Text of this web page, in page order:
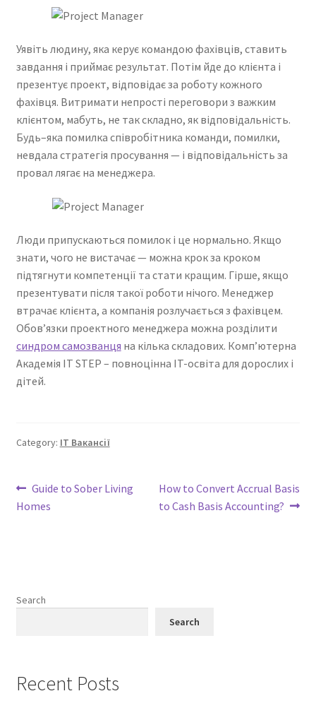
Уявіть людину, яка керує командою фахівців, ставить
завдання і приймає результат. Потім йде до клієнта і
презентує проект, відповідає за роботу кожного
фахівця. Витримати непрості переговори з важким
клієнтом, мабуть, не так складно, як відповідальність.
Будь–яка помилка співробітника команди, помилки,
невдала стратегія просування — і відповідальність за
провал лягає на менеджера.
Люди припускаються помилок і це нормально. Якщо
знати, чого не вистачає — можна крок за кроком
підтягнути компетенції та стати кращим. Гірше, якщо
презентувати після такої роботи нічого. Менеджер
втрачає клієнта, а компанія розлучається з фахівцем.
Обов’язки проектного менеджера можна розділити
синдром самозванця на кілька складових. Комп’ютерна
Академія IT STEP – повноцінна IT-освіта для дорослих і
дітей.
Category: IT Вакансії
Post
navigation
Previous
post:
Guide to Sober Living
Homes
Next
post:
How to Convert Accrual Basis
to Cash Basis Accounting?
Search
Search
Recent Posts